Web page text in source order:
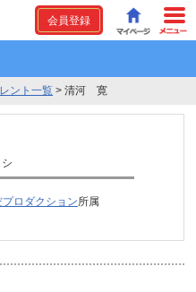
会員登録
ント一覧 > 清河 寛
プロダクション所属